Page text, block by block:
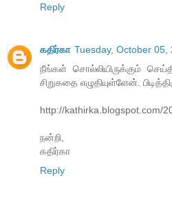
Reply
கதிர்கா Tuesday, October 05,
நீங்கள் சொல்லியிருக்கும்
சிறுகதை எழுதியுள்ளேன்.
http://kathirka.blogspot.com/
நன்றி,
கதிர்கா
Reply